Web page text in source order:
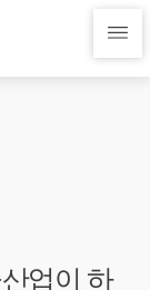
업이 하